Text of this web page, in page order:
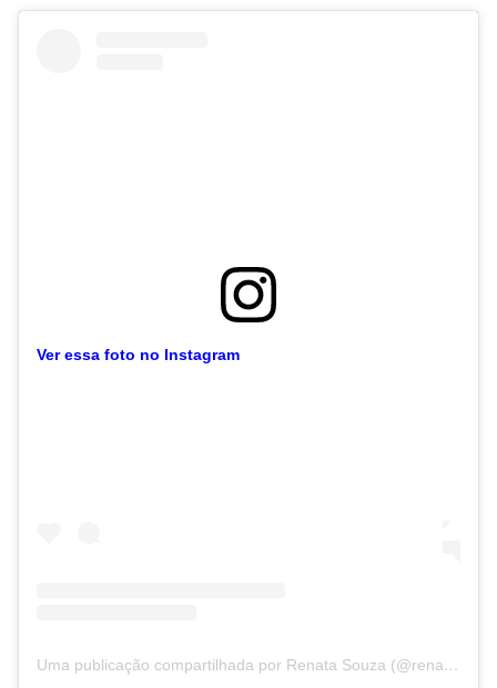
Ver essa foto no Instagram
Uma publicação compartilhada por Renata Souza (@renatasouzario)